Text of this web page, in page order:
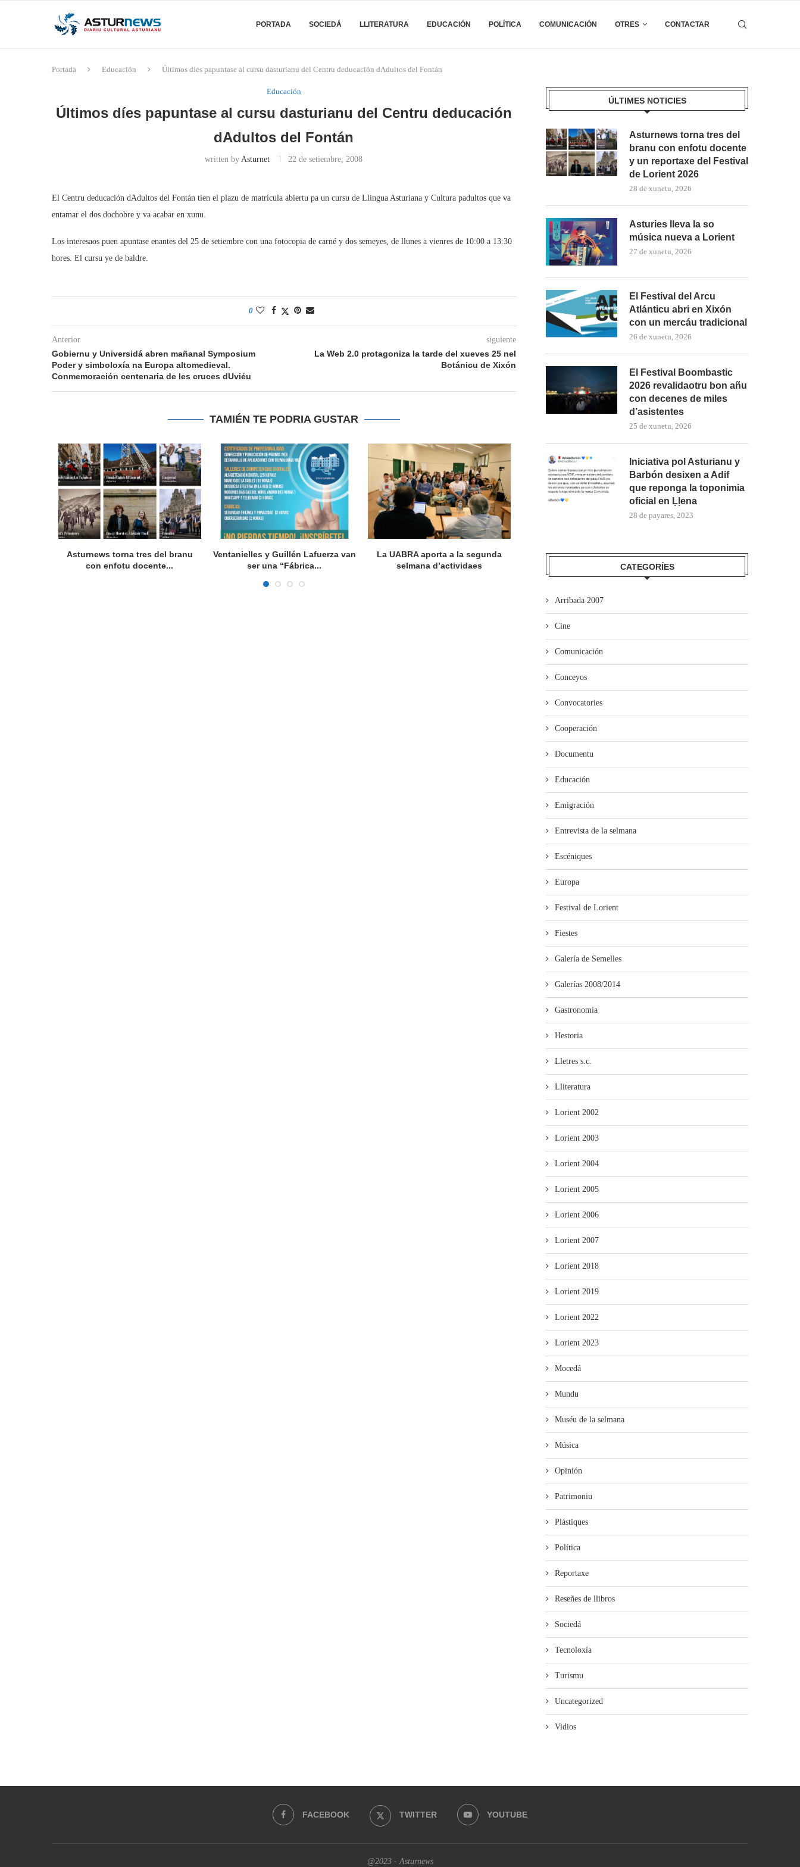
PORTADA SOCIEDÁ LLITERATURA EDUCACIÓN POLÍTICA COMUNICACIÓN OTRES CONTACTAR
Portada Educación Últimos díes papuntase al cursu dasturianu del Centru deducación dAdultos del Fontán
Educación
Últimos díes papuntase al cursu dasturianu del Centru deducación
dAdultos del Fontán
written byAsturnet 22 de setiembre, 2008
El Centru deducación dAdultos del Fontán tien el plazu de matrícula abiertu pa un cursu de Llingua Asturiana y Cultura padultos que va
entamar el dos dochobre y va acabar en xunu.
Los interesaos puen apuntase enantes del 25 de setiembre con una fotocopia de carné y dos semeyes, de llunes a vienres de 10:00 a 13:30
hores. El cursu ye de baldre.
0
Anterior
Gobiernu y Universidá abren mañanal Symposium
Poder y simboloxía na Europa altomedieval.
Conmemoración centenaria de les cruces dUviéu
siguiente
La Web 2.0 protagoniza la tarde del xueves 25 nel
Botánicu de Xixón
TAMIÉN TE PODRIA GUSTAR
Asturnews torna tres del branu
con enfotu docente...
Ventanielles y Guillén Lafuerza van
ser una “Fábrica...
La UABRA aporta a la segunda
selmana d’actividaes
L’ALLA abre’l plazu pa los cursos
“Misteriu nel Soterrañu”
ÚLTIMES NOTICIES
Asturnews torna tres del
branu con enfotu docente
y un reportaxe del Festival
de Lorient 2026
28 de xunetu, 2026
Asturies lleva la so
música nueva a Lorient
27 de xunetu, 2026
El Festival del Arcu
Atlánticu abri en Xixón
con un mercáu tradicional
26 de xunetu, 2026
El Festival Boombastic
2026 revalidaotru bon añu
con decenes de miles
d’asistentes
25 de xunetu, 2026
Iniciativa pol Asturianu y
Barbón desixen a Adif
que reponga la toponimia
oficial en Ḷḷena
28 de payares, 2023
CATEGORÍES
Arribada 2007
Cine
Comunicación
Conceyos
Convocatories
Cooperación
Documentu
Educación
Emigración
Entrevista de la selmana
Escéniques
Europa
Festival de Lorient
Fiestes
Galería de Semelles
Galerías 2008/2014
Gastronomía
Hestoria
Lletres s.c.
Lliteratura
Lorient 2002
Lorient 2003
Lorient 2004
Lorient 2005
Lorient 2006
Lorient 2007
Lorient 2018
Lorient 2019
Lorient 2022
Lorient 2023
Mocedá
Mundu
Muséu de la selmana
Música
Opinión
Patrimoniu
Plástiques
Política
Reportaxe
Reseñes de llibros
Sociedá
Tecnoloxía
Turismu
Uncategorized
Vidios
FACEBOOK TWITTER YOUTUBE
@2023 - Asturnews